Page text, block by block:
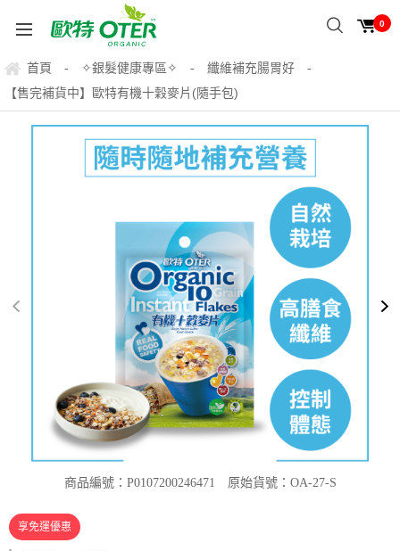
0
首頁 - ✧銀髮健康專區✧ - 纖維補充腸胃好 -
【售完補貨中】歐特有機十穀麥片(隨手包)
商品編號：P0107200246471 原始貨號：OA-27-S
享免運優惠